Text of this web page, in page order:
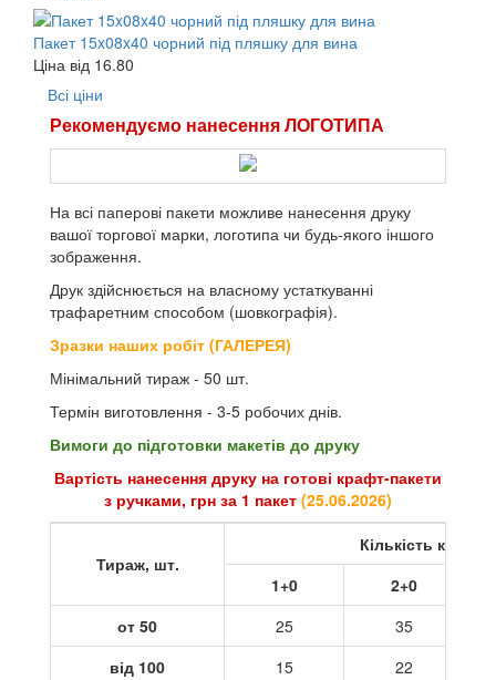
Пакет 15x08x40 чорний під пляшку для вина
Ціна від 16.80
Всі ціни
Рекомендуємо нанесення ЛОГОТИПА
На всі паперові пакети можливе нанесення друку
вашої торгової марки, логотипа чи будь-якого іншого
зображення.
Друк здійснюється на власному устаткуванні
трафаретним способом (шовкографія).
Зразки наших робіт (ГАЛЕРЕЯ)
Мінімальний тираж - 50 шт.
Термін виготовлення - 3-5 робочих днів.
Вимоги до підготовки макетів до друку
Вартість нанесення друку на готові крафт-пакети
з ручками, грн за 1 пакет (25.06.2026)
Тираж, шт.
Кількість
1+0
2+0
от 50
25
35
від 100
15
22